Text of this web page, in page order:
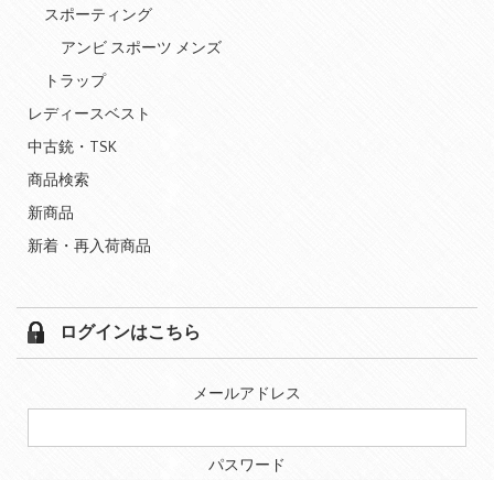
スポーティング
アンビ スポーツ メンズ
トラップ
レディースベスト
中古銃・TSK
商品検索
新商品
新着・再入荷商品
ログインはこちら
メールアドレス
パスワード